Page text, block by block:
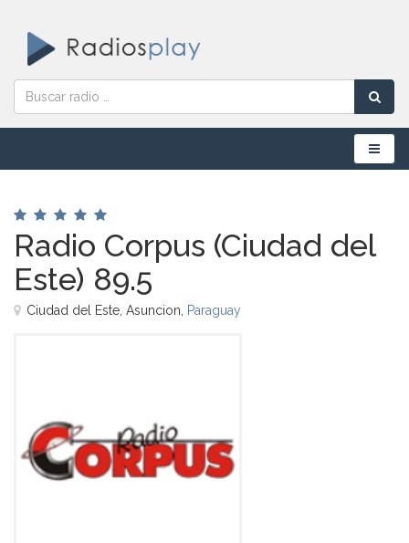
Menú
Radio Corpus (Ciudad del
Este) 89.5
Ciudad del Este, Asuncion, Paraguay